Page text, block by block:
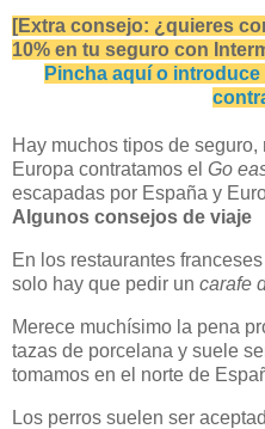
[Extra consejo: ¿quieres
10% en tu seguro con
Pincha aquí o introduce
Hay muchos tipos de
Europa contratamos el Go
escapadas por España y
Algunos consejos de viaje
En los restaurantes
solo hay que pedir un carafe
Merece muchísimo la pena
tazas de porcelana y suele
tomamos en el norte de
Los perros suelen ser